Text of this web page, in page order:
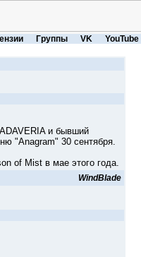
Группы VK YouTube
и бывший
"Anagram" 30 сентября.
of Mist в мае этого года.
WindBlade